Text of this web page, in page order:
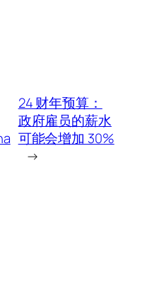
24 财年预算：
政府雇员的薪水
可能会增加 30%
→